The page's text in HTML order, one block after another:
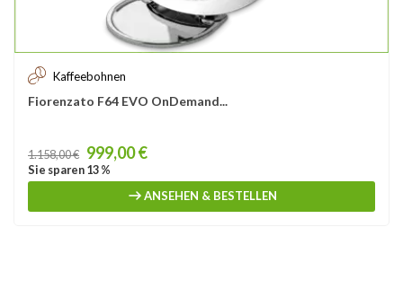
Kaffeebohnen
Fiorenzato F64 EVO OnDemand...
Price
1.158,00 € 999,00 €
Sie sparen 13 %
ANSEHEN & BESTELLEN